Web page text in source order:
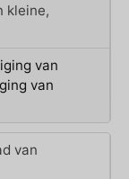
kleine,
van
van
van